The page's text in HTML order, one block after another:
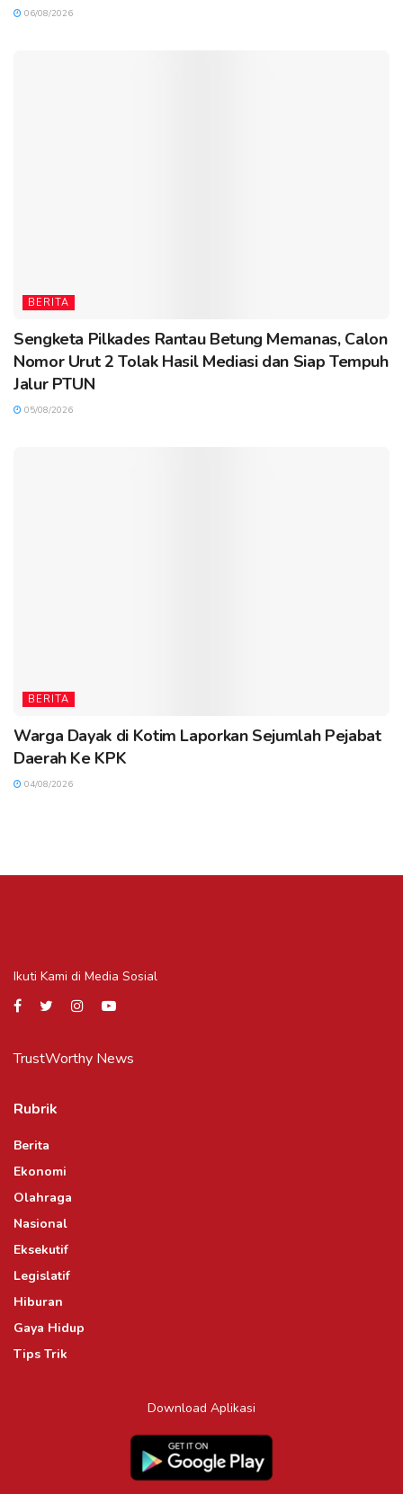
06/08/2026
BERITA
Sengketa Pilkades Rantau Betung Memanas, Calon
Nomor Urut 2 Tolak Hasil Mediasi dan Siap Tempuh
Jalur PTUN
05/08/2026
BERITA
Warga Dayak di Kotim Laporkan Sejumlah Pejabat
Daerah Ke KPK
04/08/2026
Ikuti Kami di Media Sosial
TrustWorthy News
Rubrik
Berita
Ekonomi
Olahraga
Nasional
Eksekutif
Legislatif
Hiburan
Gaya Hidup
Tips Trik
Download Aplikasi